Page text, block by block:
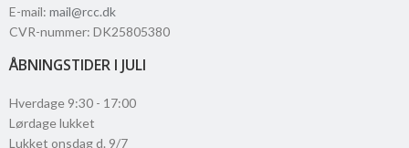
E-mail: mail@rcc.dk
CVR-nummer: DK25805380
ÅBNINGSTIDER I JULI
Hverdage 9:30 - 17:00
Lørdage lukket
Lukket onsdag d. 9/7